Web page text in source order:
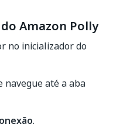
Amazon Polly
no inicializador do
navegue até a aba
.